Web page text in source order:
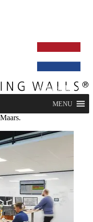
nederlands
MENU